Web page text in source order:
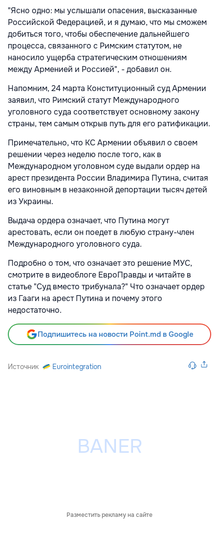
"Ясно одно: мы услышали опасения, высказанные
Российской Федерацией, и я думаю, что мы сможем
добиться того, чтобы обеспечение дальнейшего
процесса, связанного с Римским статутом, не
наносило ущерба стратегическим отношениям
между Арменией и Россией", - добавил он.
Напомним, 24 марта Конституционный суд Армении
заявил, что Римский статут Международного
уголовного суда соответствует основному закону
страны, тем самым открыв путь для его ратификации.
Примечательно, что КС Армении объявил о своем
решении через неделю после того, как в
Международном уголовном суде выдали ордер на
арест президента России Владимира Путина, считая
его виновным в незаконной депортации тысяч детей
из Украины.
Выдача ордера означает, что Путина могут
арестовать, если он поедет в любую страну-член
Международного уголовного суда.
Подробно о том, что означает это решение МУС,
смотрите в видеоблоге ЕвроПравды и читайте в
статье "Суд вместо трибунала?" Что означает ордер
из Гааги на арест Путина и почему этого
недостаточно.
Подпишитесь на новости Point.md в Google
Источник Eurointegration
Разместить рекламу на сайте